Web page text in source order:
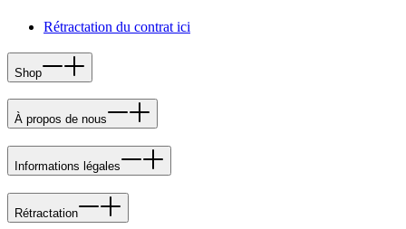
Rétractation du contrat ici
Shop
À propos de nous
Informations légales
Rétractation